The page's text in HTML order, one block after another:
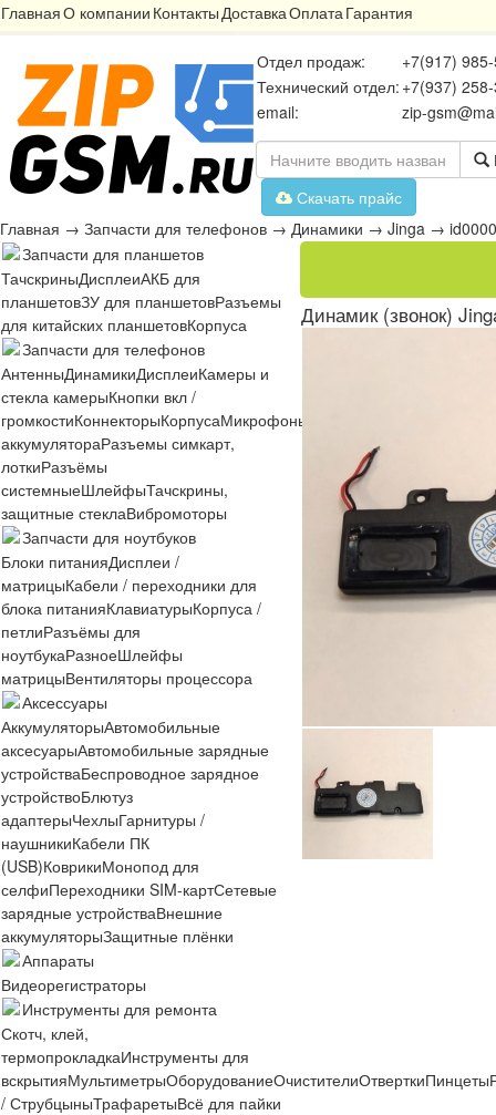
ГлавнаяО компании КонтактыДоставкаОплатаГарантия
Отдел продаж:
+7(917)
Технический отдел: +7(937)
email:
zip-
Скачать прайс
Главная → Запчасти для телефонов → Динамики → Jinga →
Запчасти для планшетов
ТачскриныДисплеиАКБ для
планшетовЗУ для планшетовРазъемы
для китайских планшетовКорпуса
Запчасти для телефонов
АнтенныДинамикиДисплеиКамеры и
стекла камерыКнопки вкл /
громкостиКоннекторыКорпусаМикрофоны
аккумулятораРазъемы симкарт,
лоткиРазъёмы
системныеШлейфыТачскрины,
защитные стеклаВибромоторы
Запчасти для ноутбуков
Блоки питанияДисплеи /
матрицыКабели / переходники для
блока питанияКлавиатурыКорпуса /
петлиРазъёмы для
ноутбукаРазноеШлейфы
матрицыВентиляторы процессора
Аксессуары
АккумуляторыАвтомобильные
аксесуарыАвтомобильные зарядные
устройстваБеспроводное зарядное
устройствоБлютуз
адаптерыЧехлыГарнитуры /
наушникиКабели ПК
(USB)КоврикиМонопод для
селфиПереходники SIM-картСетевые
зарядные устройстваВнешние
аккумуляторыЗащитные плёнки
Аппараты
Видеорегистраторы
Инструменты для ремонта
Скотч, клей,
термопрокладкаИнструменты для
вскрытияМультиметрыОборудованиеОчистителиОтверткиПинцеты
/ СтрубцыныТрафаретыВсё для пайки
Динамик (звонок)